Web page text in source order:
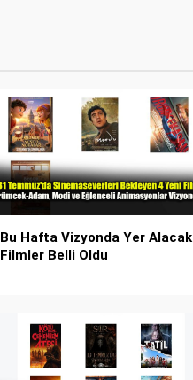
Bu Hafta Vizyonda Yer Alacak
Filmler Belli Oldu